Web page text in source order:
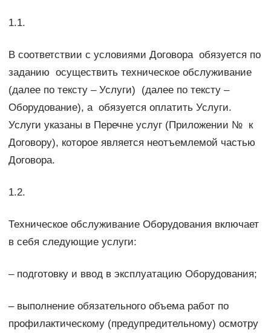
1.1.
В соответствии с условиями Договора обязуется по
заданию осуществить техническое обслуживание
(далее по тексту – Услуги) (далее по тексту –
Оборудование), а обязуется оплатить Услуги.
Услуги указаны в Перечне услуг (Приложении № к
Договору), которое является неотъемлемой частью
Договора.
1.2.
Техническое обслуживание Оборудования включает
в себя следующие услуги:
– подготовку и ввод в эксплуатацию Оборудования;
– выполнение обязательного объема работ по
профилактическому (предупредительному) осмотру